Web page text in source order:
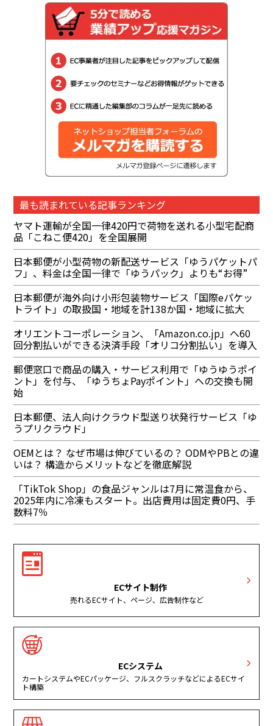
最も読まれている記事ランキング
ヤマト運輸が全国一律420円で荷物を送れる小型宅配商
品「こねこ便420」を全国展開
日本郵便が小型荷物の新配送サービス「ゆうパケットパ
フ」、料金は全国一律で「ゆうパック」よりも“お得”
日本郵便が海外向け小形包装物サービス「国際eパケッ
トライト」の取扱国・地域を計138か国・地域に拡大
オリエントコーポレーション、「Amazon.co.jp」へ60
回分割払いができる決済手段「オリコ分割払い」を導入
郵便窓口で商品の購入・サービス利用で「ゆうゆうポイ
ント」を付与、「ゆうちょPayポイント」への交換も開
始
日本郵便、法人向けクラウド型送り状発行サービス「ゆ
うプリクラウド」
OEMとは？ なぜ市場は伸びているの？ ODMやPBとの違
いは？ 構造からメリットなどを徹底解説
「TikTok Shop」の食品ジャンルは7月に常温食から、
2025年内に冷凍もスタート。出店費用は固定費0円、手
数料7％
ECサイト制作
売れるECサイト、ページ、広告制作など
ECシステム
カートシステムやECパッケージ、フルスクラッチなどによるECサイ
ト構築